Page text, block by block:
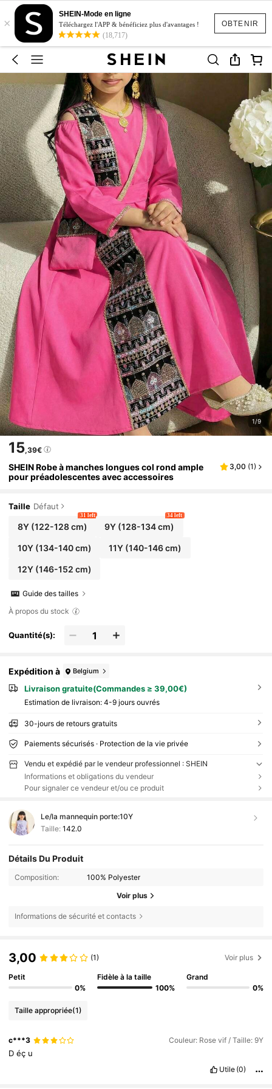
OBTENIR
×
SHEIN-Mode en ligne
Téléchargez l'APP & bénéficiez plus d'avantages !
(18,717)
1/9
15,39€
SHEIN Robe à manches longues col rond ample
pour préadolescentes avec accessoires
3,00 (1)
Taille Défaut
8Y(122-128 cm)
31 left
9Y (128-134 cm)
34 left
10Y(134-140 cm) 11Y (140-146 cm)
12Y(146-152 cm)
Guide des tailles
À propos du stock
Quantité(s):
Expédition à Belgium
Livraison gratuite(Commandes ≥ 39,00€)
Estimation de livraison: 4-9 jours ouvrés
30-jours de retours gratuits
Paiements sécurisés · Protection de la vie privée
Vendu et expédié par le vendeur professionnel : SHEIN
Informations et obligations du vendeur
Pour signaler ce vendeur et/ou ce produit
Le/la mannequin porte:10Y
Taille: 142.0
Détails Du Produit
Composition: 100% Polyester
Voir plus
Informations de sécurité et contacts
3,00 (1) Voir plus
Petit
0%
Fidèle à la taille
100%
Grand
0%
Taille appropriée(1)
c***3 Couleur: Rose vif / Taille: 9Y
Déç u
Utile (0)